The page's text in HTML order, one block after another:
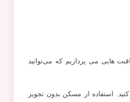
هایی می پردازیم که می‌توانید
استفاده از مسکن بدون تجویز